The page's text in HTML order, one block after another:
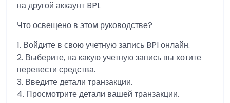
на другой аккаунт BPI.
Что освещено в этом руководстве?
1. Войдите в свою учетную запись BPI онлайн.
2. Выберите, на какую учетную запись вы хотите
перевести средства.
3. Введите детали транзакции.
4. Просмотрите детали вашей транзакции.